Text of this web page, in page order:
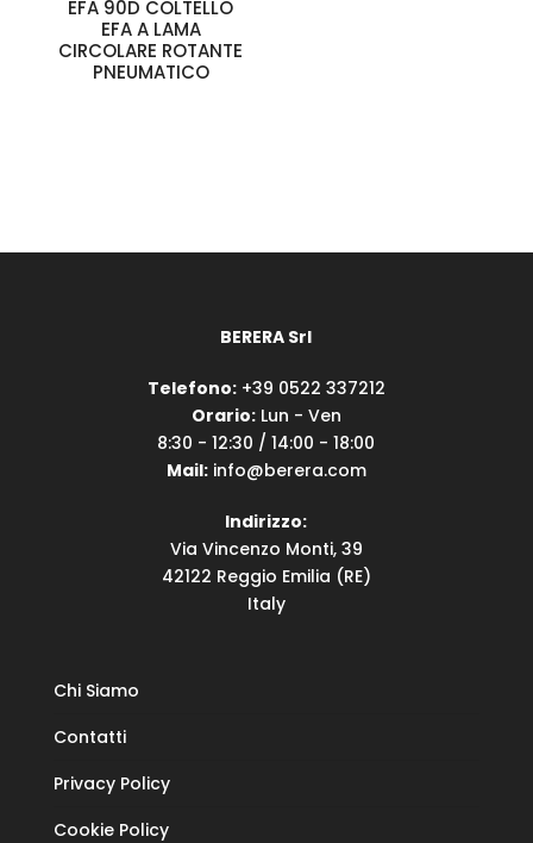
EFA 90D COLTELLO
EFA A LAMA
CIRCOLARE ROTANTE
PNEUMATICO
BERERA Srl
Telefono:+39 0522 337212
Orario:Lun - Ven
8:30 - 12:30 / 14:00 - 18:00
Mail:info@berera.com
Indirizzo:
Via Vincenzo Monti, 39
42122 Reggio Emilia (RE)
Italy
Chi Siamo
Contatti
Privacy Policy
Cookie Policy